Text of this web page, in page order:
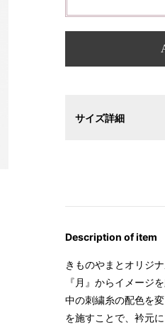
サイズ詳細
Description of item
きものやまとオリジ
『月』からイメージ
中の刺繍糸の配色を
を施すことで、衿元